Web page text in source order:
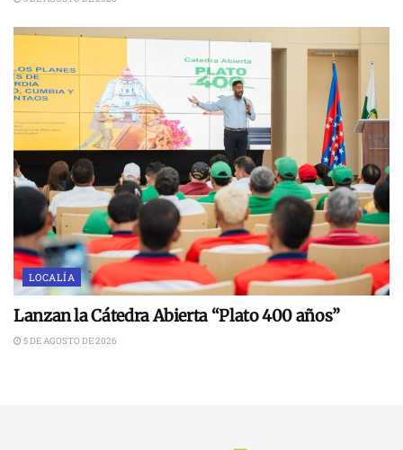
LOCALÍA
Lanzan la Cátedra Abierta “Plato 400 años”
5 DE AGOSTO DE 2026